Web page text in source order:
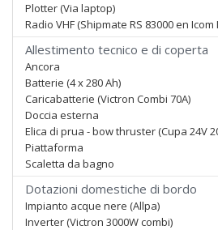
Plotter (Via laptop)
Radio VHF (Shipmate RS 83000 en
Allestimento tecnico e di coperta
Ancora
Batterie (4 x 280 Ah)
Caricabatterie (Victron Combi 70A)
Doccia esterna
Elica di prua - bow thruster (Cupa 24V
Piattaforma
Scaletta da bagno
Dotazioni domestiche di bordo
Impianto acque nere (Allpa)
Inverter (Victron 3000W combi)